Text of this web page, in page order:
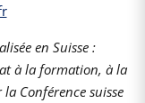
en Suisse :
à la formation, à la
Conférence suisse